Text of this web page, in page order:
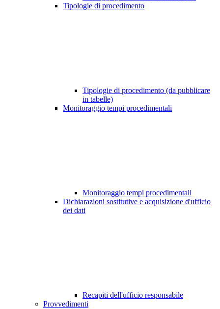
Tipologie di procedimento
Tipologie di procedimento (da pubblicare
in tabelle)
Monitoraggio tempi procedimentali
Monitoraggio tempi procedimentali
Dichiarazioni sostitutive e acquisizione d'ufficio
dei dati
Recapiti dell'ufficio responsabile
Provvedimenti